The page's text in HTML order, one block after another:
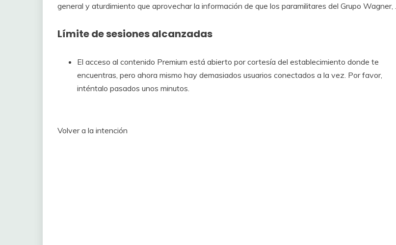
general y aturdimiento que aprovechar la información de que los paramilitares del Grupo Wagner, …
Límite de sesiones alcanzadas
El acceso al contenido Premium está abierto por cortesía del establecimiento donde te
encuentras, pero ahora mismo hay demasiados usuarios conectados a la vez. Por favor,
inténtalo pasados ​​unos minutos.
Volver a la intención